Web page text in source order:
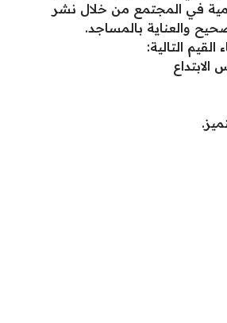
في المجتمع من خلال نشر
والعناية بالمساجد.
التالية:
الابتداع